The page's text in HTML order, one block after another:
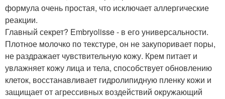
формула очень простая, что исключает аллергические
реакции.
Главный секрет? Embryolisse - в его универсальности.
Плотное молочко по текстуре, он не закупоривает поры,
не раздражает чувствительную кожу. Крем питает и
увлажняет кожу лица и тела, способствует обновлению
клеток, восстанавливает гидролипидную пленку кожи и
защищает от агрессивных воздействий окружающий